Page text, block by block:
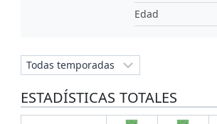
Edad
ESTADÍSTICAS TOTALES